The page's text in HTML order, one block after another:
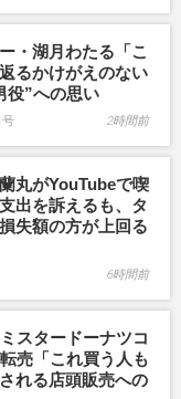
・湖月わたる「こ
るかけがえのない
役”への思い
号 2時間前
丸がYouTubeで喫
出を訴えるも、タ
失額の方が上回る
6時間前
スタードーナツコ
売「これ買う人も
れる店頭販売への